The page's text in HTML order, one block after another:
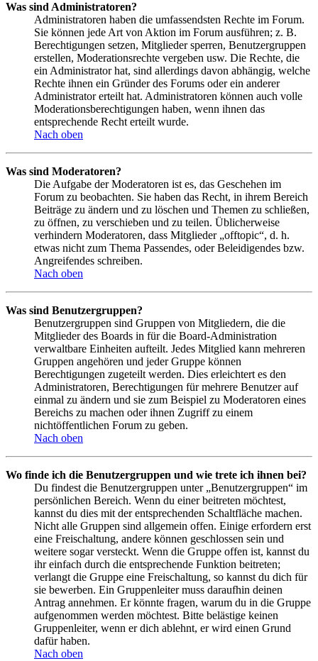
Was sind Administratoren?
Administratoren haben die umfassendsten Rechte im Forum.
Sie können jede Art von Aktion im Forum ausführen; z. B.
Berechtigungen setzen, Mitglieder sperren, Benutzergruppen
erstellen, Moderationsrechte vergeben usw. Die Rechte, die
ein Administrator hat, sind allerdings davon abhängig, welche
Rechte ihnen ein Gründer des Forums oder ein anderer
Administrator erteilt hat. Administratoren können auch volle
Moderationsberechtigungen haben, wenn ihnen das
entsprechende Recht erteilt wurde.
Nach oben
Was sind Moderatoren?
Die Aufgabe der Moderatoren ist es, das Geschehen im
Forum zu beobachten. Sie haben das Recht, in ihrem Bereich
Beiträge zu ändern und zu löschen und Themen zu schließen,
zu öffnen, zu verschieben und zu teilen. Üblicherweise
verhindern Moderatoren, dass Mitglieder „offtopic“, d. h.
etwas nicht zum Thema Passendes, oder Beleidigendes bzw.
Angreifendes schreiben.
Nach oben
Was sind Benutzergruppen?
Benutzergruppen sind Gruppen von Mitgliedern, die die
Mitglieder des Boards in für die Board-Administration
verwaltbare Einheiten aufteilt. Jedes Mitglied kann mehreren
Gruppen angehören und jeder Gruppe können
Berechtigungen zugeteilt werden. Dies erleichtert es den
Administratoren, Berechtigungen für mehrere Benutzer auf
einmal zu ändern und sie zum Beispiel zu Moderatoren eines
Bereichs zu machen oder ihnen Zugriff zu einem
nichtöffentlichen Forum zu geben.
Nach oben
Wo finde ich die Benutzergruppen und wie trete ich ihnen bei?
Du findest die Benutzergruppen unter „Benutzergruppen“ im
persönlichen Bereich. Wenn du einer beitreten möchtest,
kannst du dies mit der entsprechenden Schaltfläche machen.
Nicht alle Gruppen sind allgemein offen. Einige erfordern erst
eine Freischaltung, andere können geschlossen sein und
weitere sogar versteckt. Wenn die Gruppe offen ist, kannst du
ihr einfach durch die entsprechende Funktion beitreten;
verlangt die Gruppe eine Freischaltung, so kannst du dich für
sie bewerben. Ein Gruppenleiter muss daraufhin deinen
Antrag annehmen. Er könnte fragen, warum du in die Gruppe
aufgenommen werden möchtest. Bitte belästige keinen
Gruppenleiter, wenn er dich ablehnt, er wird einen Grund
dafür haben.
Nach oben